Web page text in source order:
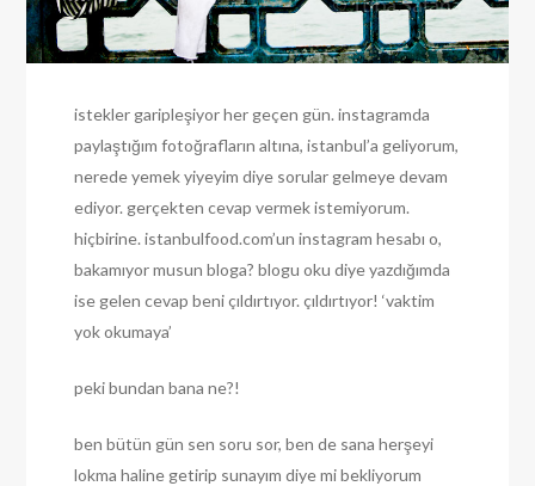
istekler garipleşiyor her geçen gün. instagramda
paylaştığım fotoğrafların altına, istanbul’a geliyorum,
nerede yemek yiyeyim diye sorular gelmeye devam
ediyor. gerçekten cevap vermek istemiyorum.
hiçbirine. istanbulfood.com’un instagram hesabı o,
bakamıyor musun bloga? blogu oku diye yazdığımda
ise gelen cevap beni çıldırtıyor. çıldırtıyor! ‘vaktim
yok okumaya’
peki bundan bana ne?!
ben bütün gün sen soru sor, ben de sana herşeyi
lokma haline getirip sunayım diye mi bekliyorum